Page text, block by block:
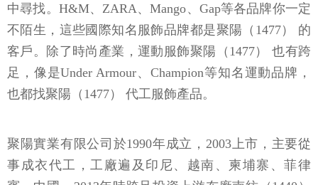
中尋找。H&M、ZARA、Mango、Gap等各品牌你一定
不陌生，這些國際知名服飾品牌都是聚陽（1477） 的
客戶。除了時尚產業，運動服飾聚陽（1477） 也有跨
足，像是Under Armour、Champion等知名運動品牌，
也都找聚陽（1477） 代工服飾產品。
聚陽實業有限公司於1990年成立，2003上市，主要從
事成衣代工，工廠遍及印尼、越南、柬埔寨、菲律